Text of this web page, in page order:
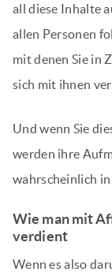
all diese Inhalte
allen Personen
mit denen Sie in
sich mit ihnen
Und wenn Sie
werden ihre
wahrscheinlich
Wie man mit
verdient
Wenn es also